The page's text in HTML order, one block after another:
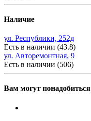
Наличие
ул. Республики, 252д
Есть в наличии (43.8)
ул. Авторемонтная, 9
Есть в наличии (506)
Вам могут понадобиться